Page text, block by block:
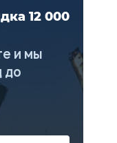
12 000
и мы
до